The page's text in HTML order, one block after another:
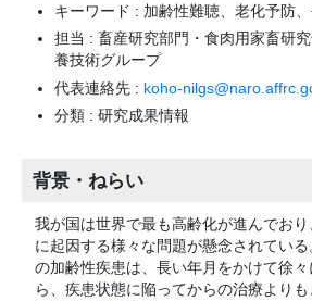
キーワード : 加齢性難聴、老化予防
担当 : 畜産研究部門・食肉用家畜研
養技術グループ
代表連絡先 : koho-
分類 : 研究成果情報
背景・ねらい
我が国は世界で最も高齢化が進んでお
に起因する様々な問題が懸念されてい
の加齢性疾患は、長い年月をかけて徐
ら、疾患状態に陥ってからの治療より